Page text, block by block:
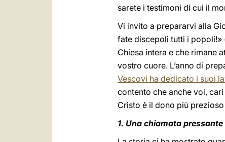
sarete i testimoni di cui il
Vi invito a prepararvi alla
fate discepoli tutti i popoli!»
Chiesa intera e che rimane
vostro cuore. L’anno di
Vescovi ha dedicato i suoi
contento che anche voi,
Cristo è il dono più
1. Una chiamata pressante